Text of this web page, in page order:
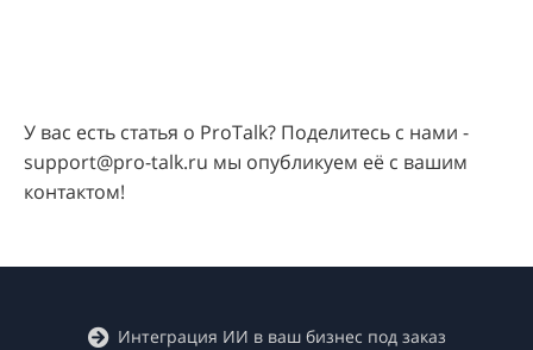
У вас есть статья о ProTalk? Поделитесь с нами -
support@pro-talk.ru мы опубликуем её с вашим
контактом!
Интеграция ИИ в ваш бизнес под заказ